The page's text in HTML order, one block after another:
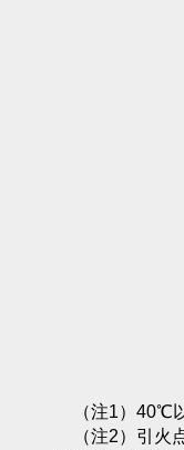
（注1）40℃以
（注2）引火